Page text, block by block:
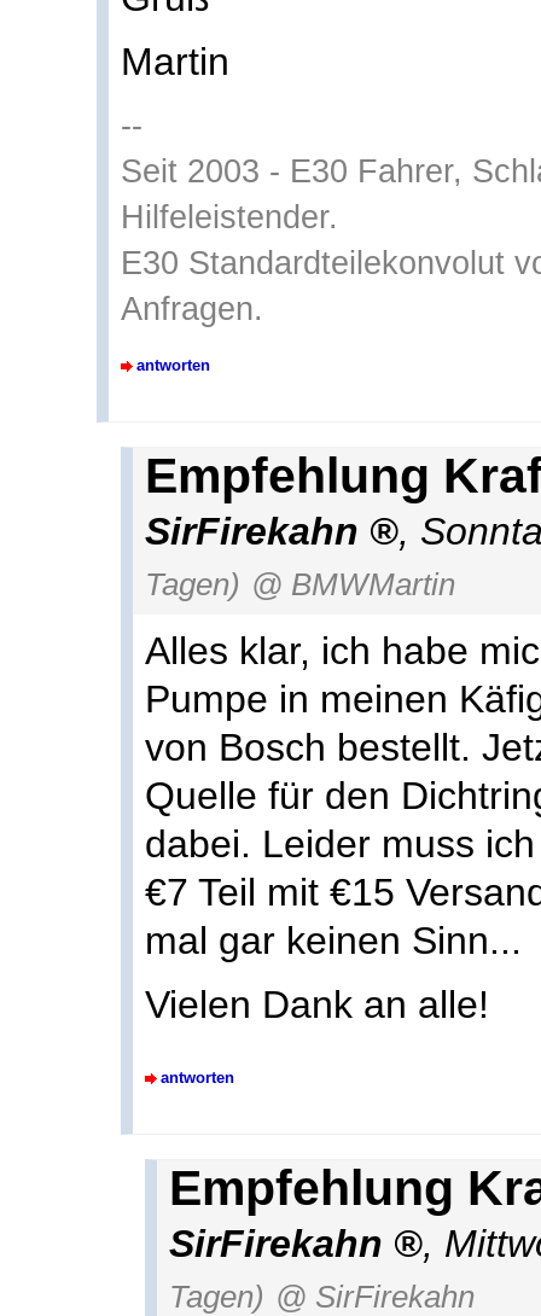
Martin
--
Seit 2003 - E30 Fahrer,
Hilfeleistender.
E30 Standardteilekonvolut
Anfragen.
antworten
Empfehlung
SirFirekahn ,
Tagen) @ BMWMartin
Alles klar, ich habe
Pumpe in meinen
von Bosch bestellt.
Quelle für den
dabei. Leider muss
€7 Teil mit €15
mal gar keinen Sinn...
Vielen Dank an alle!
antworten
Empfehlung
SirFirekahn ,
Tagen) @ SirFirekahn